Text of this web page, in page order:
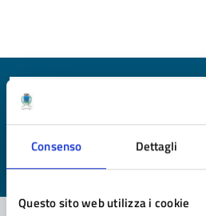
Consenso Dettagli
Questo sito web utilizza i cookie
Quanto sono chiare le
pagina?
Valuta da 1 a 5 stelle la pagina
Valuta 5 stelle su
Valuta 4 stelle su 5
Valuta 3 stelle su 5
Valuta 2 stelle su 5
Valuta 1 stelle su 5